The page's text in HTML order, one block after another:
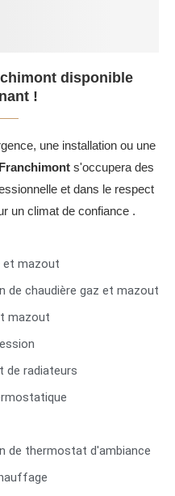
disponible
!
une installation ou une
s'occupera des
et dans le respect
un climat de confiance .
et mazout
de chaudière gaz et mazout
mazout
de radiateurs
de thermostat d'ambiance